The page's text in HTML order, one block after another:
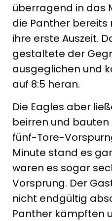
überragend in das
die Panther bereits
ihre erste Auszeit.
gestaltete der
ausgeglichen und
auf 8:5 heran.
Die Eagles aber
beirren und
fünf-Tore-
Minute stand es
waren es sogar
Vorsprung. Der
nicht endgültig
Panther kämpften